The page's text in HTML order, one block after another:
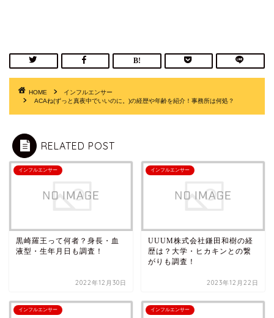
HOME
インフルエンサー
ACAね(ずっと真夜中でいいのに。)の経歴や年齢を紹介！事務所は何処？
RELATED POST
インフルエンサー
黒崎羅王って何者？身長・血
液型・生年月日も調査！
2022年12月30日
インフルエンサー
UUUM株式会社鎌田和樹の経
歴は？大学・ヒカキンとの繋
がりも調査！
2023年12月22日
インフルエンサー インフルエンサー